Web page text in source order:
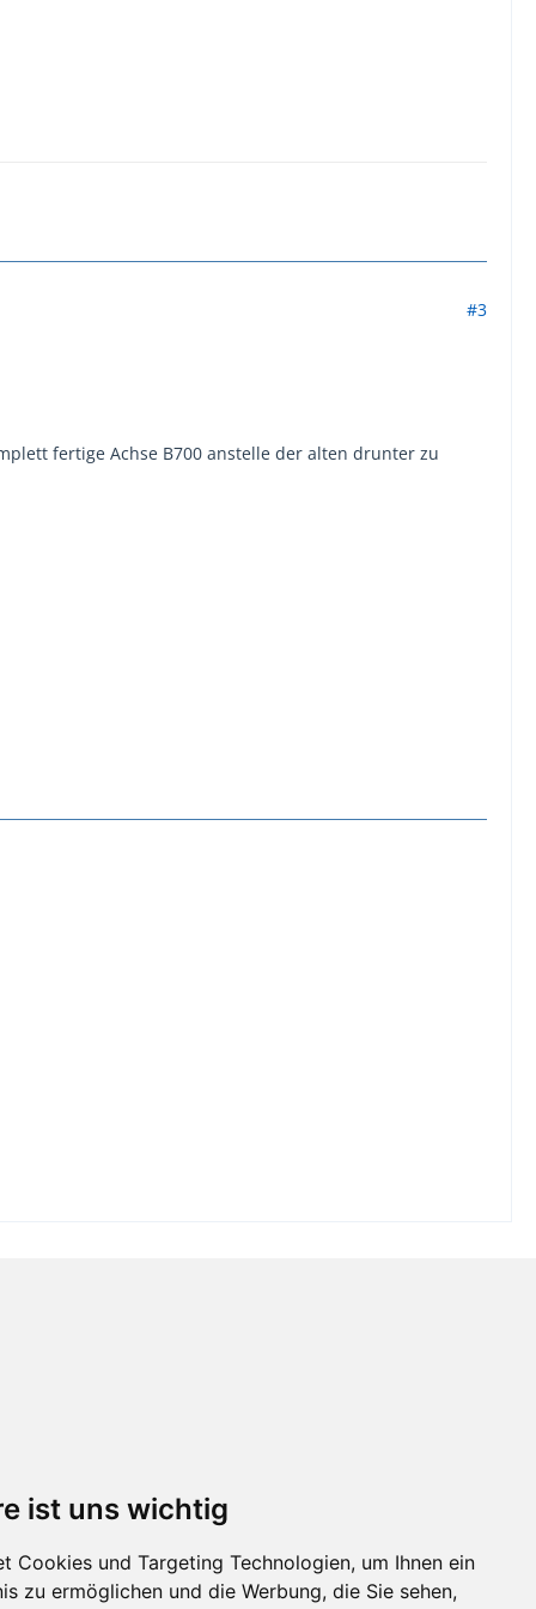
ist uns wichtig
Cookies und Targeting Technologien, um Ihnen ein
zu ermöglichen und die Werbung, die Sie sehen,
#3
fertige Achse B700 anstelle der alten drunter zu